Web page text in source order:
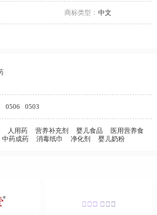
商标类型： 中文
0506 0503
人用药 营养补充剂 婴儿食品
医用营养食
中药成药 消毒纸巾 净化剂 婴儿奶粉